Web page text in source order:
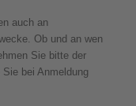
auch an
Ob und an wen
Sie bitte der
bei Anmeldung